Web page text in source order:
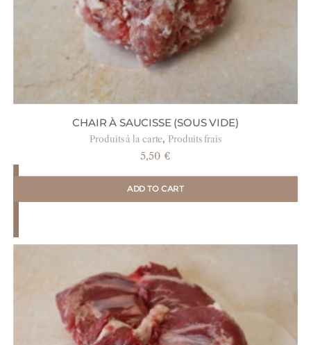
CHAIR À SAUCISSE (SOUS VIDE)
Produits à la carte, Produits frais
5,50 €
ADD TO CART